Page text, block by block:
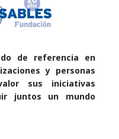
de referencia en
y personas
sus iniciativas
juntos un mundo